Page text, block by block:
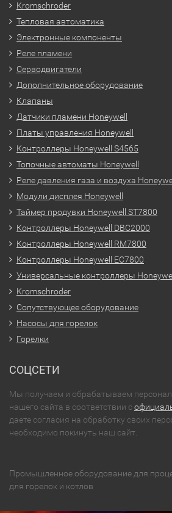
Kromschroder
Тепловая автоматика
Электронные компоненты
Реле пламени
Серводвигатели
Дополнительное оборудование
Клапаны
Датчики пламени Honeywell
Платы управления Honeywell
Контроллеры Honeywell S4565
Топочные автоматы Honeywell
Реле давления газа и воздуха
Модули дисплея Honeywell
Таймер продувки Honeywell ST7800
Контроллеры Honeywell DBC2000
Контроллеры Honeywell RM7800
Контроллеры Honeywell EC7800
Универсальные контроллеры Honeywell
Kromschroder
Сопутствующее оборудование
Насосы для горелок
Горелки
СОЦСЕТИ
Мы получаем и обрабатываем
нашего сайта в соответствии с
даете согласия на обработку своих
необходимо покинуть наш сайт.
Промышленное оборудование для
для горелок и котлов